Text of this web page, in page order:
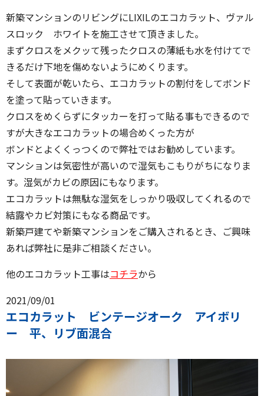
新築マンションのリビングにLIXILのエコカラット、ヴァル
スロック ホワイトを施工させて頂きました。
まずクロスをメクッて残ったクロスの薄紙も水を付けてで
きるだけ下地を傷めないようにめくります。
そして表面が乾いたら、エコカラットの割付をしてボンド
を塗って貼っていきます。
クロスをめくらずにタッカーを打って貼る事もできるので
すが大きなエコカラットの場合めくった方が
ボンドとよくくっつくので弊社ではお勧めしています。
マンションは気密性が高いので湿気もこもりがちになりま
す。湿気がカビの原因にもなります。
エコカラットは無駄な湿気をしっかり吸収してくれるので
結露やカビ対策にもなる商品です。
新築戸建てや新築マンションをご購入されるとき、ご興味
あれば弊社に是非ご相談ください。
他のエコカラット工事はコチラから
2021/09/01
エコカラット ビンテージオーク アイボリ
ー 平、リブ面混合